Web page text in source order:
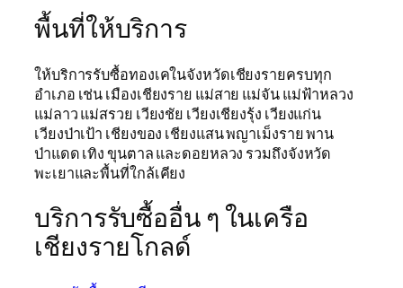
พื้นที่ให้บริการ
ให้บริการรับซื้อทองเคในจังหวัดเชียงรายครบทุก
อำเภอ เช่น เมืองเชียงราย แม่สาย แม่จัน แม่ฟ้าหลวง
แม่ลาว แม่สรวย เวียงชัย เวียงเชียงรุ้ง เวียงแก่น
เวียงป่าเป้า เชียงของ เชียงแสน พญาเม็งราย พาน
ป่าแดด เทิง ขุนตาล และดอยหลวง รวมถึงจังหวัด
พะเยาและพื้นที่ใกล้เคียง
บริการรับซื้ออื่น ๆ ในเครือ
เชียงรายโกลด์